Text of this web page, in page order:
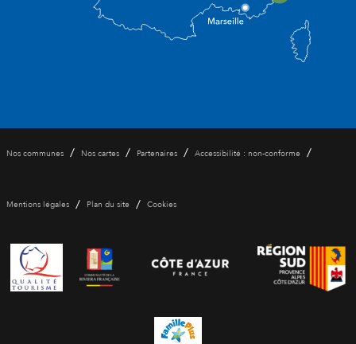
Nos communes / Nos cartes / Partenaires / Accessibilité : non-conforme /
Mentions légales / Plan du site / Cookies